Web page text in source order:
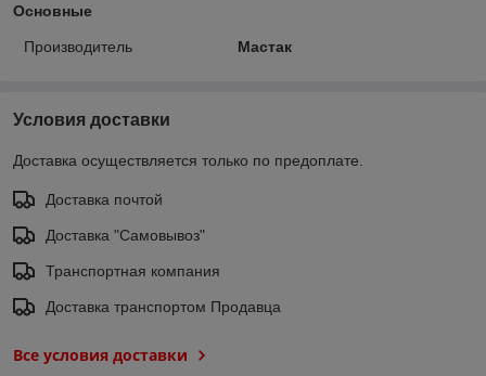
Основные
Производитель Мастак
Условия доставки
Доставка осуществляется только по предоплате.
Доставка почтой
Доставка "Самовывоз"
Транспортная компания
Доставка транспортом Продавца
Все условия доставки